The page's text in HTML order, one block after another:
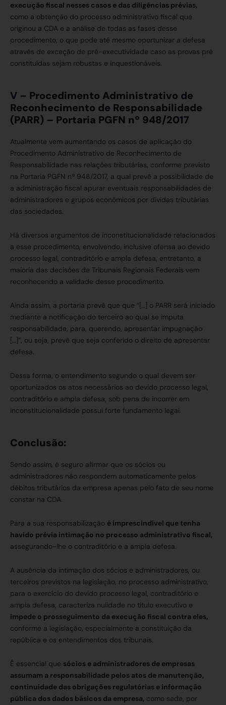
execução fiscal nesses casos e das diligências prévias,
como a obtenção do processo administrativo fiscal que
originou a CDA e a análise de todas as fases desse
procedimento, o que pode até mesmo oportunizar a defesa
através de exceção de pré-executividade caso as provas pré
constituídas sejam robustas e inquestionáveis.
V – Procedimento Administrativo de
Reconhecimento de Responsabilidade
(PARR) – Portaria PGFN nº 948/2017
Atualmente vem aumentando os casos de aplicação do
Procedimento Administrativo de Reconhecimento de
Responsabilidade nas relações tributárias, conforme previsto
na Portaria PGFN nº 948/2017, a qual prevê a possibilidade de
a administração fiscal apurar eventuais responsabilidades de
administradores e grupos econômicos por dívidas tributárias
das sociedades.
Há diversos argumentos de inconstitucionalidade relacionados
a esse procedimento, envolvendo, inclusive ofensa ao devido
processo legal, contraditório e ampla defesa, entretanto, a
maioria das decisões de Tribunais Regionais Federais vem
reconhecendo a validade desse procedimento.
Ainda assim, a portaria prevê que que “[…] o PARR será iniciado
mediante a notificação do terceiro ao qual se imputa
responsabilidade, para, querendo, apresentar impugnação
[…]”, ou seja, prevê que seja conferido o direito de apresentar
defesa.
Dessa forma, o entendimento segundo o qual devem ser
oportunizados os atos necessários ao devido processo legal,
contraditório e ampla defesa, sob pena de incorrer em
inconstitucionalidade possui forte fundamento legal.
Conclusão:
Sendo assim, é seguro afirmar que os sócios ou
administradores não respondem automaticamente pelos
débitos tributários da empresa apenas pelo fato de seu nome
constar na CDA.
Para a sua responsabilização é imprescindível que tenha
havido prévia intimação no processo administrativo fiscal,
assegurando-lhe o contraditório e a ampla defesa.
A ausência da intimação dos sócios e administradores, ou
terceiros previstos na legislação, no processo administrativo,
para o exercício do devido processo legal, contraditório e
ampla defesa, caracteriza nulidade no título executivo e
impede o prosseguimento da execução fiscal contra eles,
conforme a legislação, especialmente a constituição da
república e os entendimentos dos tribunais.
É essencial que sócios e administradores de empresas
assumam a responsabilidade pelos atos de manutenção,
continuidade das obrigações regulatórias e informação
pública dos dados básicos da empresa, como sede, por